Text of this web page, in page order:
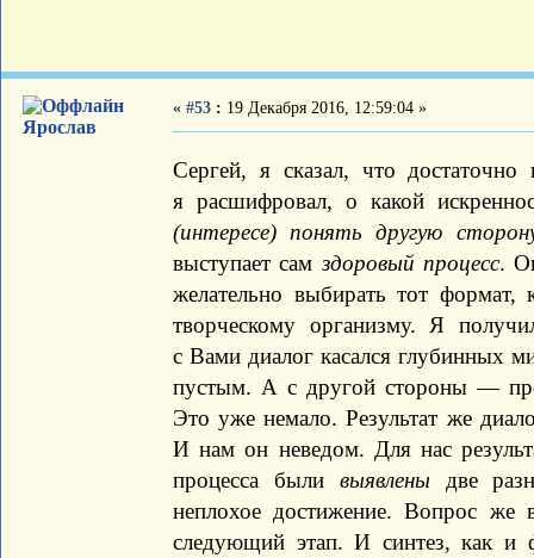
Ярослав
« #53 : 19 Декабря 2016, 12:59:04 »
Сергей, я сказал, что достаточно
я расшифровал, о какой
(интересе) понять другую
выступает самздоровый процесс.
желательно выбирать тот формат,
творческому организму. Я
с Вами диалог касался глубинных
пустым. А с другой стороны —
Это уже немало. Результат же
И нам он неведом. Для нас
процесса были выявленыдве
неплохое достижение. Вопрос же
следующий этап. И синтез, как и